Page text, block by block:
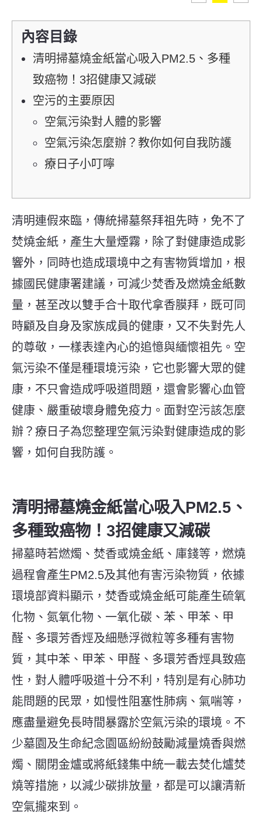
內容目錄
清明掃墓燒金紙當心吸入PM2.5、多種
致癌物！3招健康又減碳
空污的主要原因
空氣污染對人體的影響
空氣污染怎麼辦？教你如何自我防護
療日子小叮嚀
清明連假來臨，傳統掃墓祭拜祖先時，免不了
焚燒金紙，產生大量煙霧，除了對健康造成影
響外，同時也造成環境中之有害物質增加，根
據國民健康署建議，可減少焚香及燃燒金紙數
量，甚至改以雙手合十取代拿香膜拜，既可同
時顧及自身及家族成員的健康，又不失對先人
的尊敬，一樣表達內心的追憶與緬懷祖先。空
氣污染不僅是種環境污染，它也影響大眾的健
康，不只會造成呼吸道問題，還會影響心血管
健康、嚴重破壞身體免疫力。面對空污該怎麼
辦？療日子為您整理空氣污染對健康造成的影
響，如何自我防護。
清明掃墓燒金紙當心吸入PM2.5、
多種致癌物！3招健康又減碳
掃墓時若燃燭、焚香或燒金紙、庫錢等，燃燒
過程會產生PM2.5及其他有害污染物質，依據
環境部資料顯示，焚香或燒金紙可能產生硫氧
化物、氮氧化物、一氧化碳、苯、甲苯、甲
醛、多環芳香烴及細懸浮微粒等多種有害物
質，其中苯、甲苯、甲醛、多環芳香烴具致癌
性，對人體呼吸道十分不利，特別是有心肺功
能問題的民眾，如慢性阻塞性肺病、氣喘等，
應盡量避免長時間暴露於空氣污染的環境。不
少墓園及生命紀念園區紛紛鼓勵減量燒香與燃
燭、關閉金爐或將紙錢集中統一載去焚化爐焚
燒等措施，以減少碳排放量，都是可以讓清新
空氣攏來到。